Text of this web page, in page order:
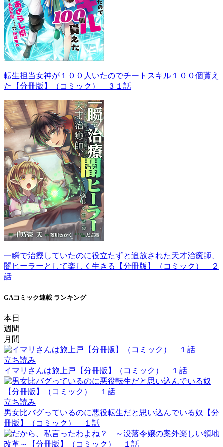
転生担当女神が１００人いたのでチートスキル１００個貰え
た【分冊版】（コミック） ３１話
一瞬で治療していたのに役立たずと追放された天才治癒師、
闇ヒーラーとして楽しく生きる【分冊版】（コミック） ２
話
GAコミック連載 ランキング
本日
週間
月間
立ち読み
イマリさんは旅上戸【分冊版】（コミック） １話
立ち読み
男女比バグっているのに悪役転生だと思い込んでいる奴【分
冊版】（コミック） １話